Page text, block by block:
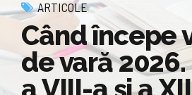
ARTICOLE
Când începe
de vară